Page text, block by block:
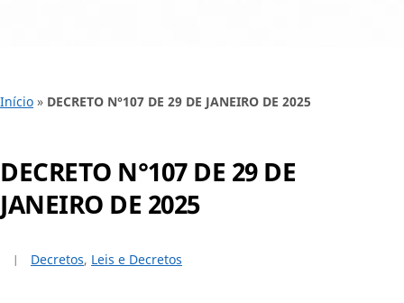
Início » DECRETO N°107 DE 29 DE JANEIRO DE 2025
DECRETO N°107 DE 29 DE
JANEIRO DE 2025
Decretos, Leis e Decretos